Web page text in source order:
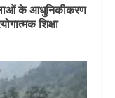
के आधुनिकीकरण
शिक्षा